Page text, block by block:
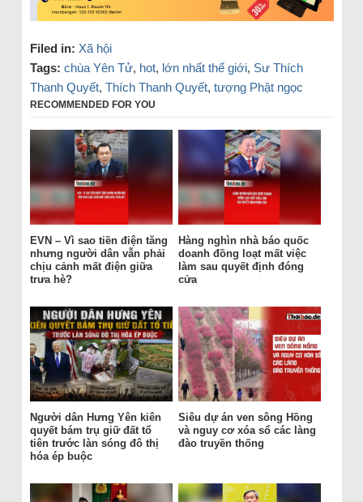
Filed in: Xã hội
Tags: chùa Yên Tử, hot, lớn nhất thế giới, Sư Thích
Thanh Quyết, Thích Thanh Quyết, tượng Phật ngọc
RECOMMENDED FOR YOU
EVN – Vì sao tiền điện tăng
nhưng người dân vẫn phải
chịu cảnh mất điện giữa
trưa hè?
Hàng nghìn nhà báo quốc
doanh đồng loạt mất việc
làm sau quyết định đóng
cửa
Người dân Hưng Yên kiên
quyết bám trụ giữ đất tổ
tiên trước làn sóng đô thị
hóa ép buộc
Siêu dự án ven sông Hồng
và nguy cơ xóa sổ các làng
đào truyền thống